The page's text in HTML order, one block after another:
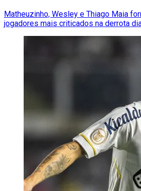
Matheuzinho, Wesley e Thiago Maia
jogadores mais criticados na derrota